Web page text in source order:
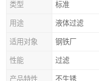
类型 标准
用途 液体过滤
适用对象 钢铁厂
性能 过滤
产品特性 不生锈